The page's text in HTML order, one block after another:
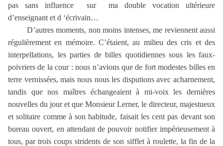
pas sans influence sur
ma double vocation ultérieure
d’enseignant et d ‘écrivain…
D’autres moments, non moins intenses, me reviennent aussi
régulièrement en mémoire. C’étaient, au milieu des cris et des
interpellations, les parties de billes quotidiennes sous les faux-
poivriers de la cour : nous n’avions que de fort modestes billes en
terre vernissées, mais nous nous les disputions avec acharnement,
tandis que nos maîtres échangeaient à mi-voix les dernières
nouvelles du jour et que Monsieur Lerner, le directeur, majestueux
et solitaire comme à son habitude, faisait les cent pas devant son
bureau ouvert, en attendant de pouvoir notifier impérieusement à
tous, par trois coups stridents de son sifflet à roulette, la fin de la